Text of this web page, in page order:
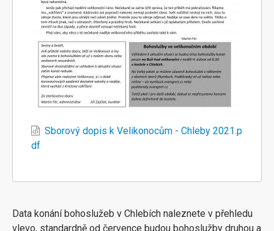
Sborový dopis k Velikonocům - Chleby 2021.p
df
Data konání bohoslužeb v Chlebích naleznete v přehledu
vlevo, standardně od července budou bohoslužby druhou a